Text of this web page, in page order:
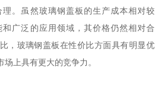
。虽然玻璃钢盖板的生产成本相对较
广泛的应用领域，其价格仍然相对合
，玻璃钢盖板在性价比方面具有明显优
上具有更大的竞争力。